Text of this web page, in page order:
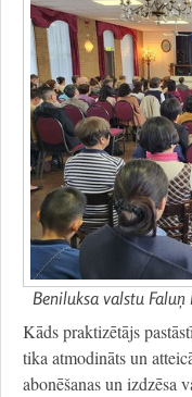
Beniluksa valstu Faluņ
Kāds praktizētājs
tika atmodināts un
abonēšanas un izdzēsa